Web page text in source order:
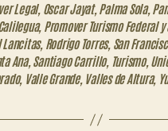
Legal, Oscar Jayat, Palma Sola,
, Promover Turismo Federal
, Rodrigo Torres, San
Ana, Santiago Carrillo, Turismo,
, Valle Grande, Valles de Altura,